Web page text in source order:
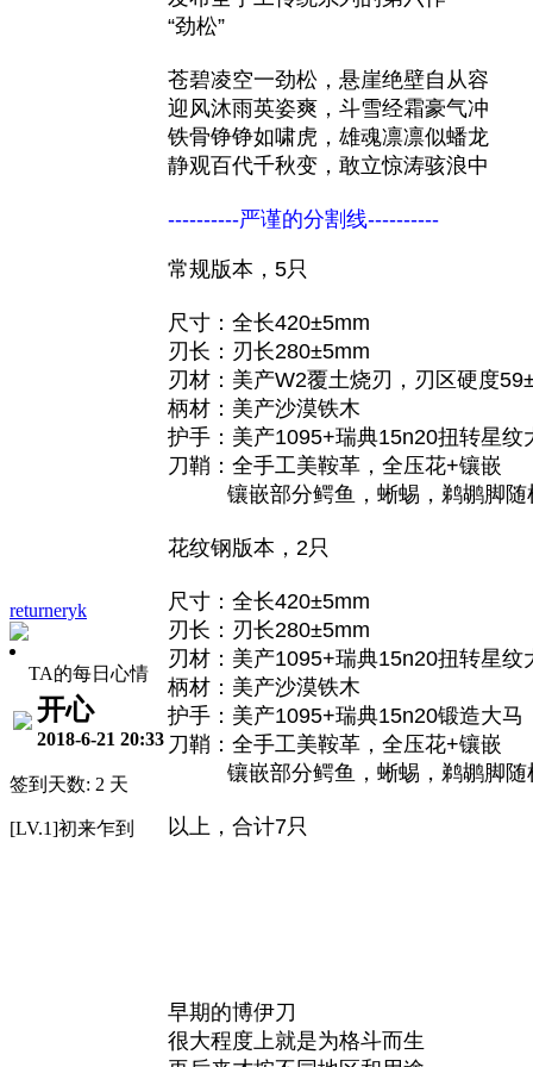
returneryk
TA的每日心情
开心
2018-6-21 20:33
签到天数: 2 天
[LV.1]初来乍到
“劲松”
苍碧凌空一劲松，悬崖绝壁自从容
迎风沐雨英姿爽，斗雪经霜豪气冲
铁骨铮铮如啸虎，雄魂凛凛似蟠龙
静观百代千秋变，敢立惊涛骇浪中
----------严谨的分割线----------
常规版本，5只
尺寸：全长420±5mm
刃长：刃长280±5mm
刃材：美产W2覆土烧刃，刃区硬度
柄材：美产沙漠铁木
护手：美产1095+瑞典15n20扭转星纹
刀鞘：全手工美鞍革，全压花+镶嵌
镶嵌部分鳄鱼，蜥蜴，鹈鹕脚随
花纹钢版本，2只
尺寸：全长420±5mm
刃长：刃长280±5mm
刃材：美产1095+瑞典15n20扭转星纹
柄材：美产沙漠铁木
护手：美产1095+瑞典15n20锻造大马
刀鞘：全手工美鞍革，全压花+镶嵌
镶嵌部分鳄鱼，蜥蜴，鹈鹕脚随
以上，合计7只
早期的博伊刀
很大程度上就是为格斗而生